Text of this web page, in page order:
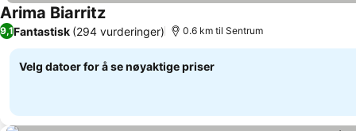
Arima BiarritzSe priser
9,1Fantastisk (294 vurderinger) 0.6 km til Sentrum
Velg datoer for å se nøyaktige priser